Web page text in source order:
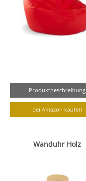
Produktbeschreibung
bei Amazon kaufen
Wanduhr Holz